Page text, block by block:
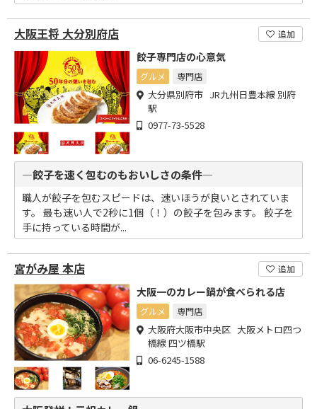
大阪王将 大分別府店 追加
餃子専門店の心意気
グルメ 専門店
大分県別府市 JR九州日豊本線 別府
駅
0977-73-5528
―餃子を速く包むのもおいしさの条件―
職人が餃子を包むスピードは、速いほうが良いとされていま
す。 最も速い人で2秒に1個（！）の餃子を包みます。 餃子を
手に持っている時間が...
宮がみ屋 本店 追加
大阪一のカレー鍋が食べられる店
グルメ 専門店
大阪府大阪市中央区 大阪メトロ四つ
橋線 四ツ橋駅
06-6245-1588